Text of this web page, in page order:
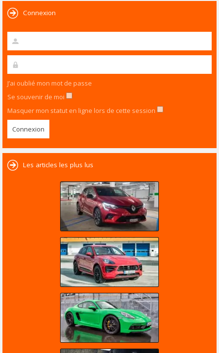
Connexion
J’ai oublié mon mot de passe
Se souvenir de moi
Masquer mon statut en ligne lors de cette session
Les articles les plus lus